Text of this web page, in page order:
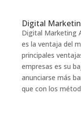
Digital
Digital Marketing
es la ventaja del
principales
empresas es su
anunciarse más
que con los